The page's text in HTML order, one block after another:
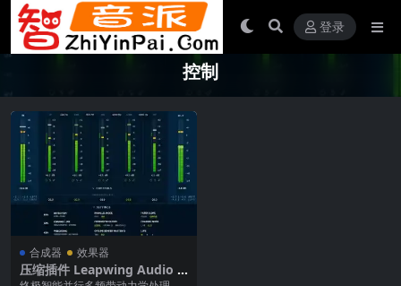
登录
控制
合成器 效果器
压缩插件 Leapwing Audio D